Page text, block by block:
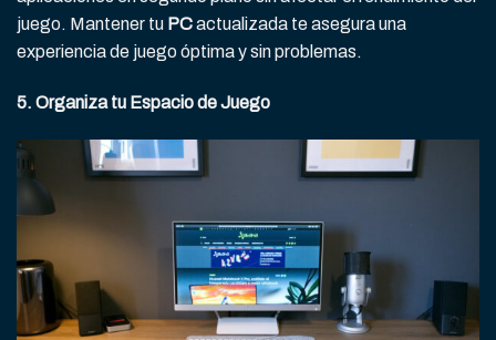
juego. Mantener tu PCactualizada te asegura una
experiencia de juego óptima y sin problemas.
5. Organiza tu Espacio de Juego